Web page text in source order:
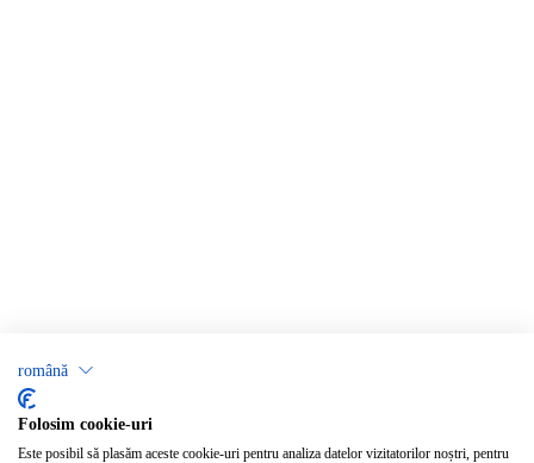
română
Folosim cookie-uri
Este posibil să plasăm aceste cookie-uri pentru analiza datelor vizitatorilor noștri, pentru